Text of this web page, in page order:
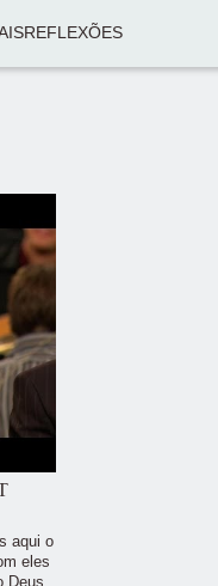
REFLEXÕES
aqui o
eles
Deus